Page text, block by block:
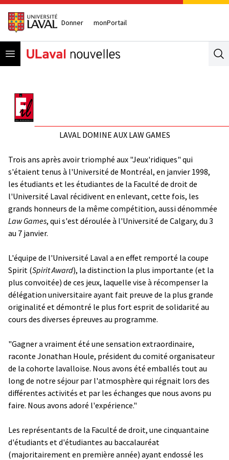
Donner monPortail
Open menu
LAVAL DOMINE AUX LAW GAMES
Trois ans après avoir triomphé aux "Jeux'ridiques" qui
s'étaient tenus à l'Université de Montréal, en janvier 1998,
les étudiants et les étudiantes de la Faculté de droit de
l'Université Laval récidivent en enlevant, cette fois, les
grands honneurs de la même compétition, aussi dénommée
Law Games, qui s'est déroulée à l'Université de Calgary, du 3
au 7 janvier.
L'équipe de l'Université Laval a en effet remporté la coupe
Spirit (Spirit Award), la distinction la plus importante (et la
plus convoitée) de ces jeux, laquelle vise à récompenser la
délégation universitaire ayant fait preuve de la plus grande
originalité et démontré le plus fort esprit de solidarité au
cours des diverses épreuves au programme.
"Gagner a vraiment été une sensation extraordinaire,
raconte Jonathan Houle, président du comité organisateur
de la cohorte lavalloise. Nous avons été emballés tout au
long de notre séjour par l'atmosphère qui régnait lors des
différentes activités et par les échanges que nous avons pu
faire. Nous avons adoré l'expérience."
Les représentants de la Faculté de droit, une cinquantaine
d'étudiants et d'étudiantes au baccalauréat
(majoritairement en première année) ayant endossé les